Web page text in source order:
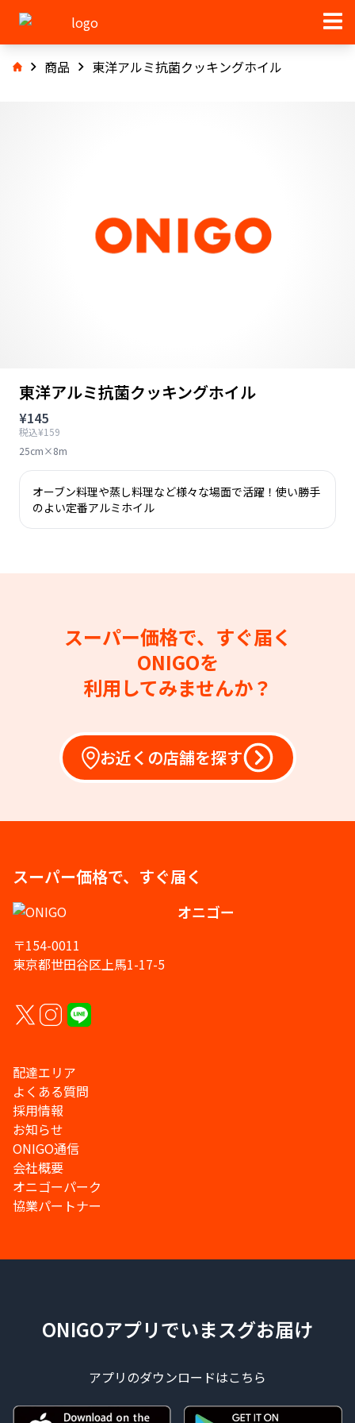
商品 東洋アルミ抗菌クッキングホイル
東洋アルミ抗菌クッキングホイル
¥145
税込¥159
25cm×8m
オーブン料理や蒸し料理など様々な場面で活躍！使い勝手
のよい定番アルミホイル
スーパー価格で、すぐ届く
ONIGOを
利用してみませんか？
お近くの店舗を探す
スーパー価格で、すぐ届く
オニゴー
〒154-0011
東京都世田谷区上馬1-17-5
配達エリア
よくある質問
採用情報
お知らせ
ONIGO通信
会社概要
オニゴーパーク
協業パートナー
ONIGOアプリでいまスグお届け
アプリのダウンロードはこちら